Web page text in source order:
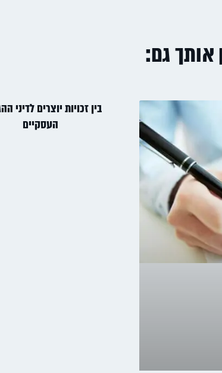
אותך גם:
בין זכויות יוצרים לדיני
העסקיים